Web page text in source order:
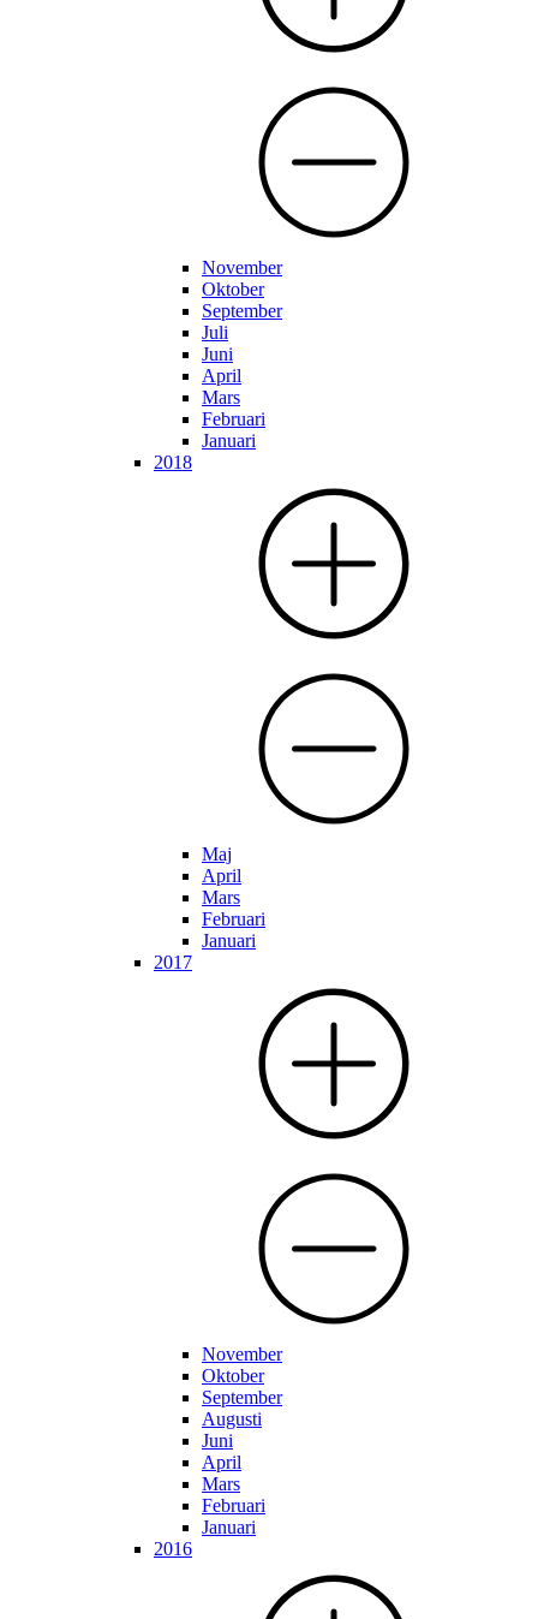
November
Oktober
September
Juli
Juni
April
Mars
Februari
Januari
2018
Maj
April
Mars
Februari
Januari
2017
November
Oktober
September
Augusti
Juni
April
Mars
Februari
Januari
2016